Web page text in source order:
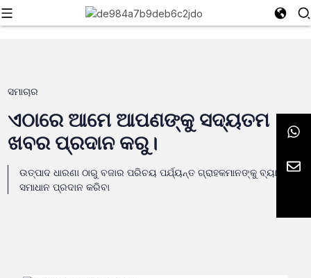
ସମାଚାର
ଏଠାରେ ଆମେ ଆପଣଙ୍କୁ ସଦ୍ୟତମ
ଖବର ପ୍ରଦାନ କରୁ।
ଉତ୍ପାଦ ଧାରଣା ଠାରୁ ବଜାର ପରିଚୟ ପର୍ଯ୍ୟନ୍ତ ଗ୍ରାହକମାନଙ୍କୁ ବ୍ୟାପକ
ସମାଧାନ ପ୍ରଦାନ କରିବା